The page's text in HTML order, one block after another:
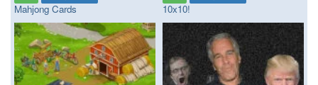
Mahjong Cards 10x10!